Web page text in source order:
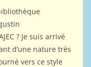
? Je suis arrivé
d’une nature très
vers ce style